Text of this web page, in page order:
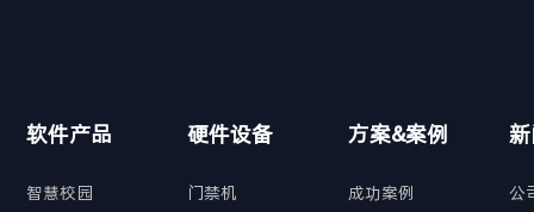
软件产品
智慧校园
硬件设备
门禁机
方案&案例
成功案例
公